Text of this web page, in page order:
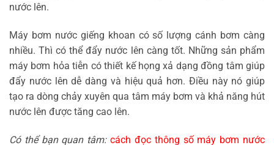
nước lên.
Máy bơm nước giếng khoan có số lượng cánh bơm càng
nhiều. Thì có thể đẩy nước lên càng tốt. Những sản phẩm
máy bơm hỏa tiễn có thiết kế họng xả dạng đồng tâm giúp
đẩy nước lên dễ dàng và hiệu quả hơn. Điều này nó giúp
tạo ra dòng chảy xuyên qua tâm máy bơm và khả năng hút
nước lên được tăng cao lên.
Có thể bạn quan tâm: cách đọc thông số máy bơm nước